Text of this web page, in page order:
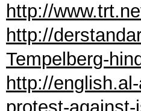
http://
http://
Tempelberg-
http://